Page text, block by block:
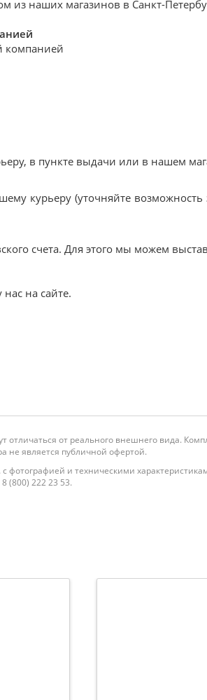
из наших магазинов в Санкт-
компанией
в пункте выдачи или в нашем
курьеру (уточняйте возможность
счета. Для этого мы можем
на сайте.
отличаться от реального внешнего вида.
не является публичной офертой.
фотографией и техническими
(800) 222 23 53.